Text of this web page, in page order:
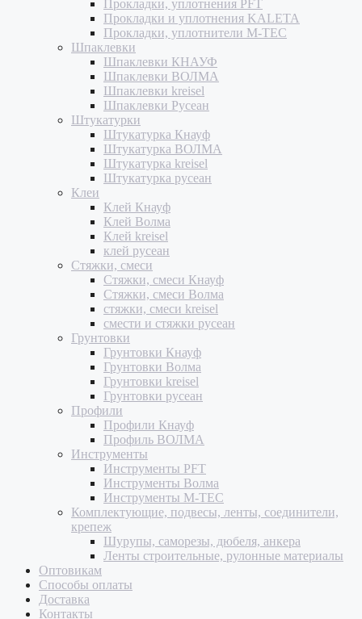
Прокладки, уплотнения PFT
Прокладки и уплотнения KALETA
Прокладки, уплотнители M-TEC
Шпаклевки
Шпаклевки КНАУФ
Шпаклевки ВОЛМА
Шпаклевки kreisel
Шпаклевки Русеан
Штукатурки
Штукатурка Кнауф
Штукатурка ВОЛМА
Штукатурка kreisel
Штукатурка русеан
Клеи
Клей Кнауф
Клей Волма
Клей kreisel
клей русеан
Стяжки, смеси
Стяжки, смеси Кнауф
Стяжки, смеси Волма
стяжки, смеси kreisel
смести и стяжки русеан
Грунтовки
Грунтовки Кнауф
Грунтовки Волма
Грунтовки kreisel
Грунтовки русеан
Профили
Профили Кнауф
Профиль ВОЛМА
Инструменты
Инструменты PFT
Инструменты Волма
Инструменты M-TEC
Комплектующие, подвесы, ленты, соединители,
крепеж
Шурупы, саморезы, дюбеля, анкера
Ленты строительные, рулонные материалы
Оптовикам
Способы оплаты
Доставка
Контакты